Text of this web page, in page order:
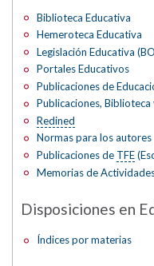
Biblioteca Educativa
Hemeroteca Educativa
Legislación Educativa
Portales Educativos
Publicaciones de
Publicaciones,
Redined
Normas para los autores
Publicaciones de TFE
Memorias de
Disposiciones en
Índices por materias